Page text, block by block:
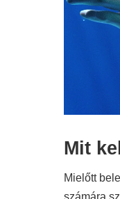
Mit
Mielőtt
számára